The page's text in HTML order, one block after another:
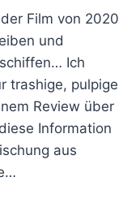
Film von 2020
und
Ich
trashige, pulpige
Review über
Information
aus